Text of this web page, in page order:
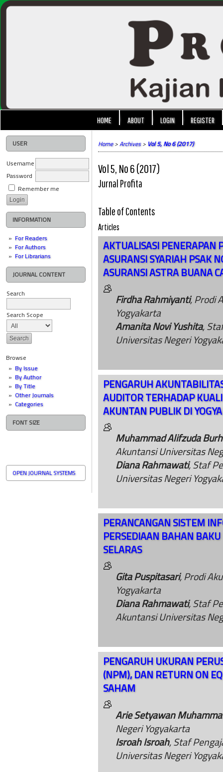
USER
Username
Password
Remember me
INFORMATION
For Readers
For Authors
For Librarians
JOURNAL CONTENT
Search
Search Scope
Browse
By Issue
By Author
By Title
Other Journals
Categories
FONT SIZE
OPEN JOURNAL SYSTEMS
HOME ABOUT LOGIN REGISTER
Home>Archives> Vol 5, No 6 (2017)
Vol 5, No 6 (2017)
Jurnal Profita
Table of Contents
Articles
AKTUALISASI PENERAPAN
ASURANSI SYARIAH PSAK
ASURANSI ASTRA BUANA
Firdha Rahmiyanti, Prodi
Yogyakarta
Amanita Novi Yushita,
Universitas Negeri
PENGARUH
AUDITOR TERHADAP
AKUNTAN PUBLIK DI
Muhammad Alifzuda
Akuntansi Universitas
Diana Rahmawati, Staf
Universitas Negeri
PERANCANGAN SISTEM
PERSEDIAAN BAHAN BAKU
SELARAS
Gita Puspitasari, Prodi
Yogyakarta
Diana Rahmawati, Staf
Akuntansi Universitas
PENGARUH UKURAN
(NPM), DAN RETURN ON
SAHAM
Arie Setyawan
Negeri Yogyakarta
Isroah Isroah, Staf
Universitas Negeri